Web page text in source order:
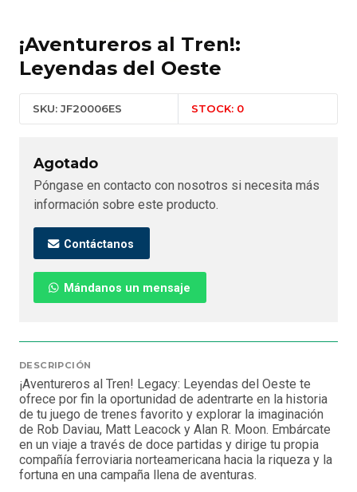
¡Aventureros al Tren!:
Leyendas del Oeste
SKU: JF20006ES STOCK: 0
Agotado
Póngase en contacto con nosotros si necesita más
información sobre este producto.
Contáctanos
Mándanos un mensaje
DESCRIPCIÓN
¡Aventureros al Tren! Legacy: Leyendas del Oeste te
ofrece por fin la oportunidad de adentrarte en la historia
de tu juego de trenes favorito y explorar la imaginación
de Rob Daviau, Matt Leacock y Alan R. Moon. Embárcate
en un viaje a través de doce partidas y dirige tu propia
compañía ferroviaria norteamericana hacia la riqueza y la
fortuna en una campaña llena de aventuras.